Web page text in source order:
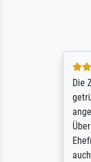
Die
getrübt,
Ehefrau
auch